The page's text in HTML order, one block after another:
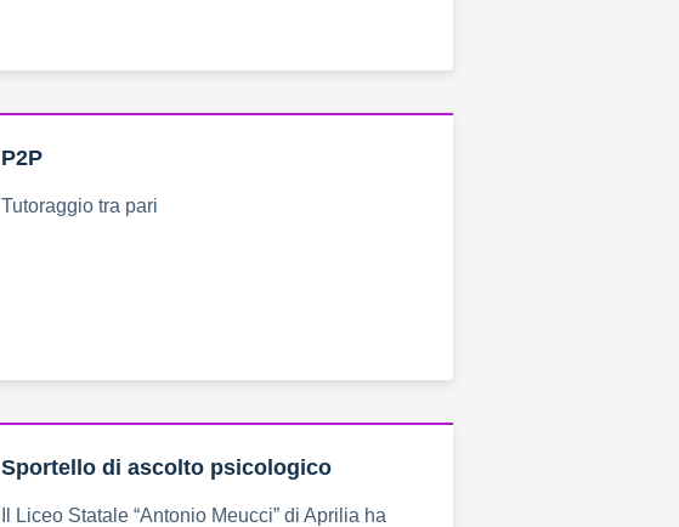
P2P
Tutoraggio tra pari
Sportello di ascolto psicologico
Il Liceo Statale “Antonio Meucci” di Aprilia ha